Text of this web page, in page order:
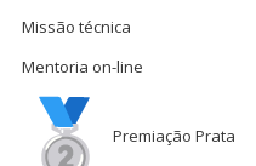
Missão técnica
Mentoria on-line
Premiação Prata